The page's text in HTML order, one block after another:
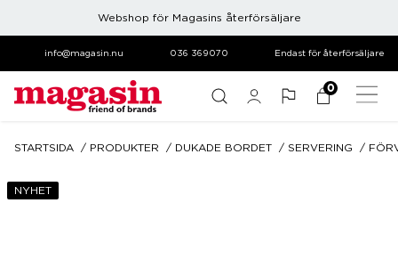
Webshop för Magasins återförsäljare
info@magasin.nu 036 369070 Endast för återförsäljare
0
STARTSIDA PRODUKTER DUKADE BORDET SERVERING
NYHET